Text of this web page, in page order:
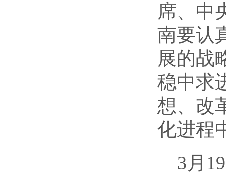
席、中
南要认
展的战
稳中求
想、改
化进程
3 月 19